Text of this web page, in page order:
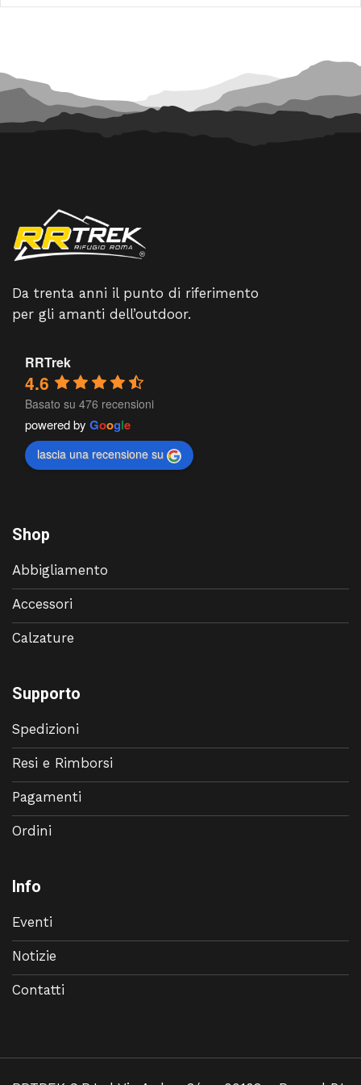
130,00 €.117,00 €.
69,00 €.62,10 €.
Da trenta anni il punto di riferimento
per gli amanti dell’outdoor.
RRTrek
4.6
Basato su 476 recensioni
powered by Google
lascia una recensione su
Shop
Abbigliamento
Accessori
Calzature
Supporto
Spedizioni
Resi e Rimborsi
Pagamenti
Ordini
Info
Eventi
Notizie
Contatti